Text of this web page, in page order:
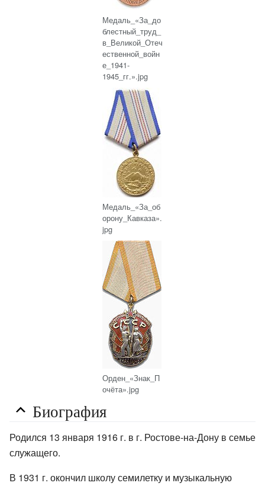
Медаль_«За_до
блестный_труд_
в_Великой_Отеч
ественной_войн
е_1941-
1945_гг.».jpg
Медаль_«За_об
орону_Кавказа».
jpg
Орден_«Знак_П
очёта».jpg
Биография
Родился 13 января 1916 г. в г. Ростове-на-Дону в семье
служащего.
В 1931 г. окончил школу семилетку и музыкальную